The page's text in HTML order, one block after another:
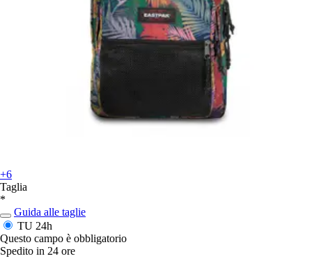
+6
Taglia
*
Guida alle taglie
TU 24h
Questo campo è obbligatorio
Spedito in 24 ore